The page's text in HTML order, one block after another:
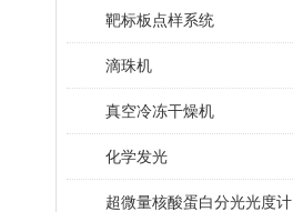
靶标板点样系统
滴珠机
真空冷冻干燥机
化学发光
超微量核酸蛋白分光光度计